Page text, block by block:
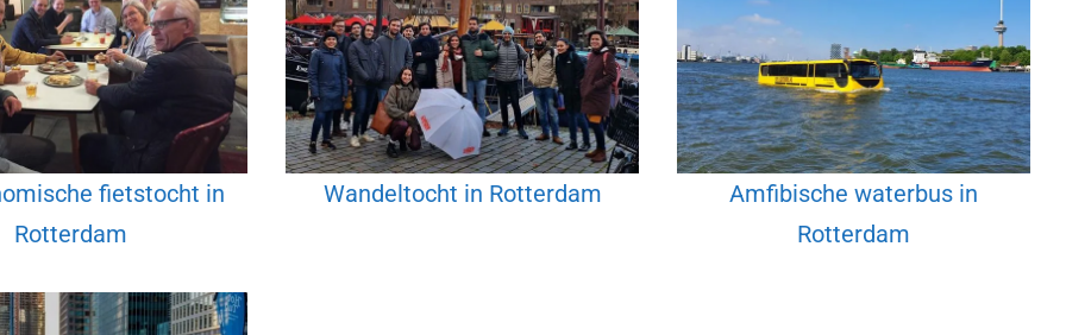
fietstocht in
Rotterdam
Wandeltocht in Rotterdam
Amfibische waterbus in
Rotterdam